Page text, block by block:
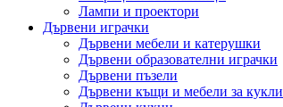
Лампи и проектори
Дървени играчки
Дървени мебели и катерушки
Дървени образователни играчки
Дървени пъзели
Дървени къщи и мебели за кукли